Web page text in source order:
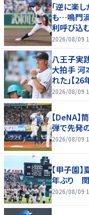
「逆に楽
も…鳴門
利呼び込
2026/08/09
八王子実
大拍手 河
れた」【
2026/08/09
【DeNA
弾で先発
2026/08/09
【甲子園
年ぶり
2026/08/09